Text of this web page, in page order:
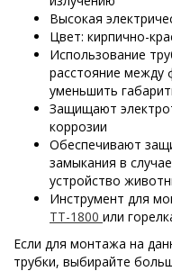
Высокая
Цвет: кирпично-
Использование
расстояние между
уменьшить
Защищают
коррозии
Обеспечивают
замыкания в
устройство
Инструмент для
ТТ-1800 или
Если для монтажа на
трубки, выбирайте